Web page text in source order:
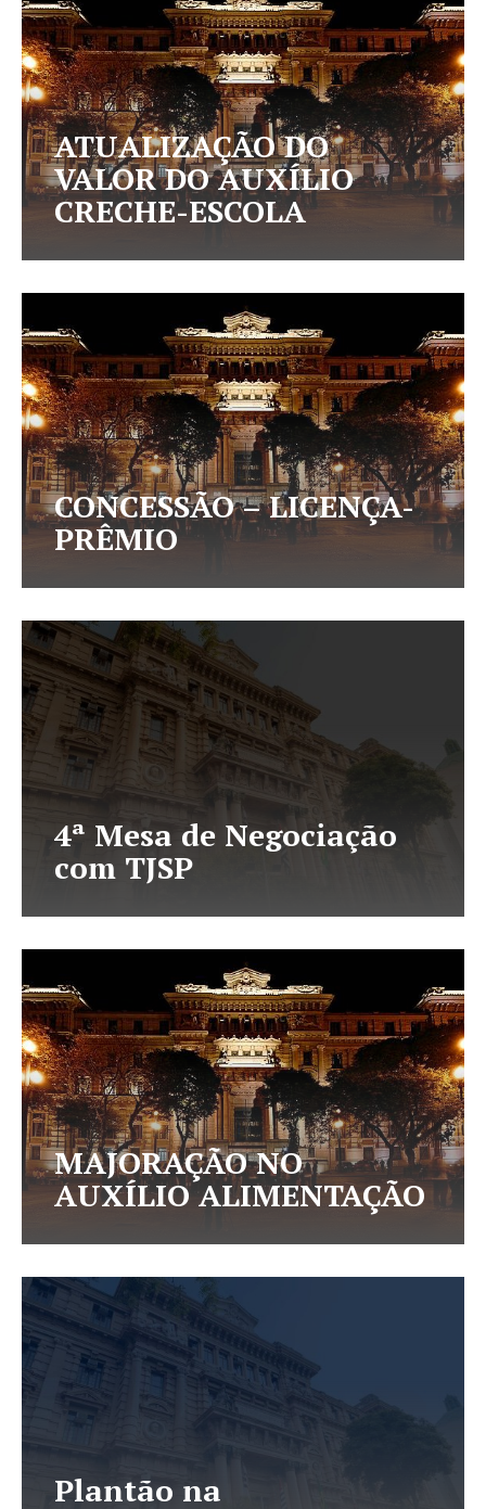
ATUALIZAÇÃO DO
VALOR DO AUXÍLIO
CRECHE-ESCOLA
CONCESSÃO – LICENÇA-
PRÊMIO
4ª Mesa de Negociação
com TJSP
MAJORAÇÃO NO
AUXÍLIO ALIMENTAÇÃO
Plantão na